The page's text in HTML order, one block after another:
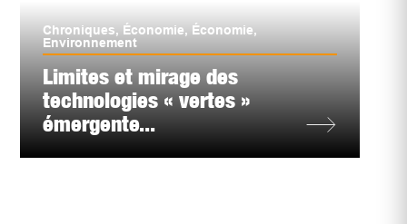
Chroniques, Économie, Économie,
Environnement
Limites et mirage des
technologies « vertes »
émergente...